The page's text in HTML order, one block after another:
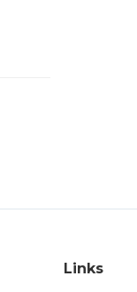
Links